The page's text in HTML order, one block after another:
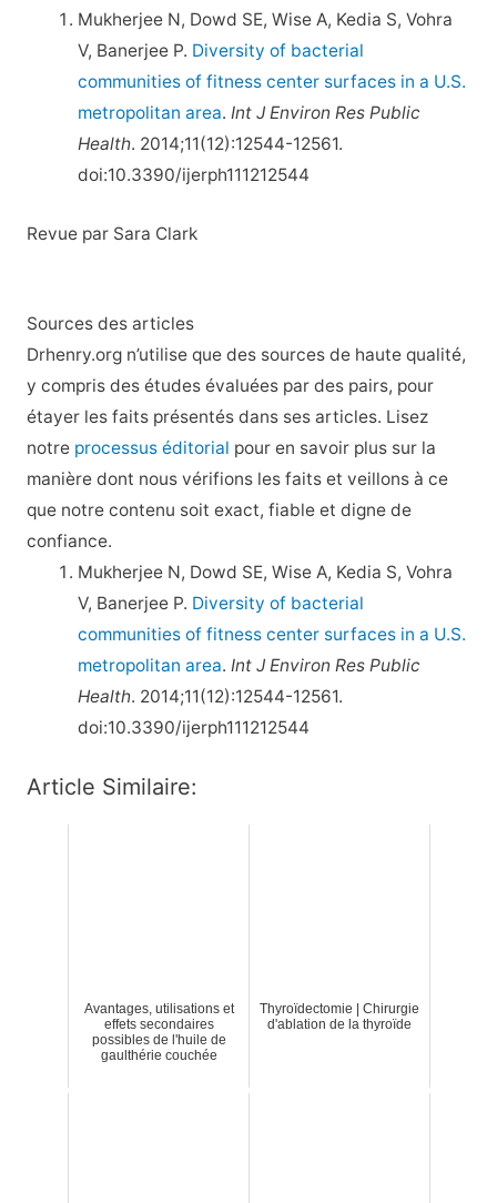
Mukherjee N, Dowd SE, Wise A, Kedia S, Vohra
V, Banerjee P. Diversity of bacterial
communities of fitness center surfaces in a U.S.
metropolitan area.Int J Environ Res Public
Health. 2014;11(12):12544-12561.
doi:10.3390/ijerph111212544
Revue par Sara Clark
Sources des articles
Drhenry.org n’utilise que des sources de haute qualité,
y compris des études évaluées par des pairs, pour
étayer les faits présentés dans ses articles. Lisez
notre processus éditorial pour en savoir plus sur la
manière dont nous vérifions les faits et veillons à ce
que notre contenu soit exact, fiable et digne de
confiance.
Mukherjee N, Dowd SE, Wise A, Kedia S, Vohra
V, Banerjee P. Diversity of bacterial
communities of fitness center surfaces in a U.S.
metropolitan area.Int J Environ Res Public
Health. 2014;11(12):12544-12561.
doi:10.3390/ijerph111212544
Article Similaire:
Avantages, utilisations et
effets secondaires
possibles de l'huile de
gaulthérie couchée
Thyroïdectomie | Chirurgie
d'ablation de la thyroïde